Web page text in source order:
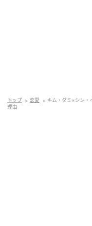
トップ 恋愛
キム・ダミ×シン・
理由